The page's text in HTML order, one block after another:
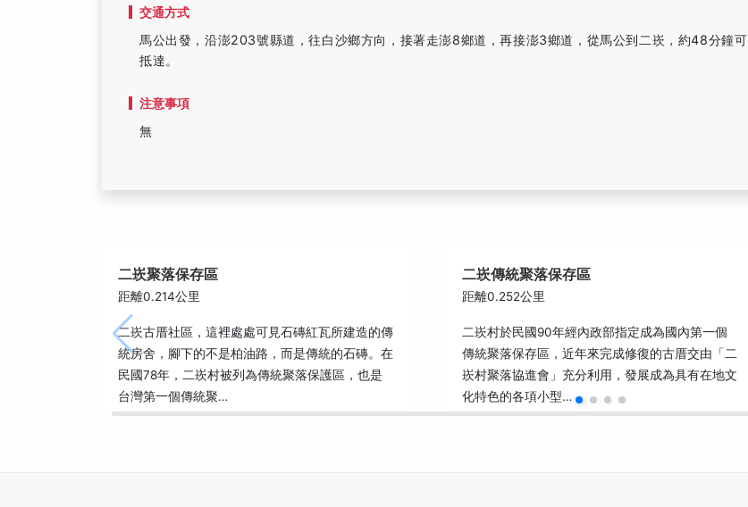
交通方式
馬公出發，沿澎203號縣道，往白沙鄉方向，接著走澎8鄉道，再接澎3鄉道，從馬公到二崁，約48分鐘可
抵達。
注意事項
無
二崁聚落保存區
距離0.214公里
二崁古厝社區，這裡處處可見石磚紅瓦所建造的傳
統房舍，腳下的不是柏油路，而是傳統的石磚。在
民國78年，二崁村被列為傳統聚落保護區，也是
台灣第一個傳統聚…
二崁傳統聚落保存區
距離0.252公里
二崁村於民國90年經內政部指定成為國內第一個
傳統聚落保存區，近年來完成修復的古厝交由「二
崁村聚落協進會」充分利用，發展成為具有在地文
化特色的各項小型…